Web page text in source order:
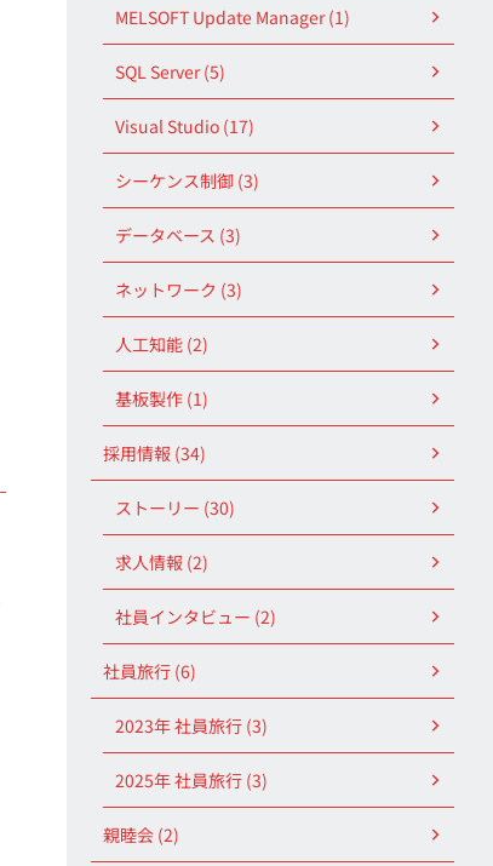
MELSOFT Update Manager (1)
SQL Server (5)
Visual Studio (17)
シーケンス制御 (3)
データベース (3)
ネットワーク (3)
人工知能 (2)
基板製作 (1)
採用情報 (34)
ストーリー (30)
求人情報 (2)
社員インタビュー (2)
社員旅行 (6)
2023年 社員旅行 (3)
2025年 社員旅行 (3)
親睦会 (2)